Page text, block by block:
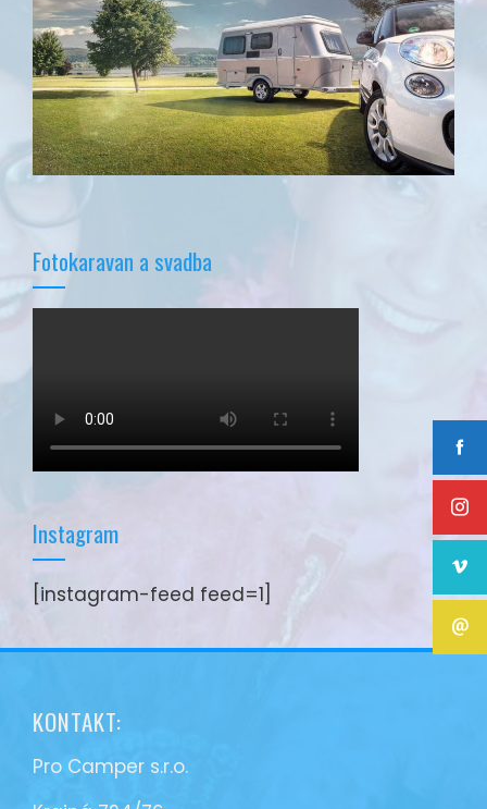
Fotokaravan a svadba
Instagram
[instagram-feed feed=1]
KONTAKT:
Pro Camper s.r.o.